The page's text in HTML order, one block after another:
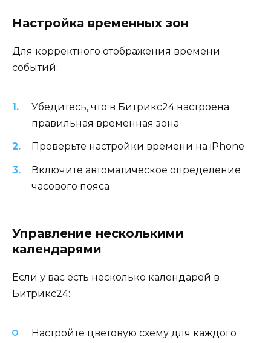
Настройка временных зон
Для корректного отображения времени
событий:
Убедитесь, что в Битрикс24 настроена
правильная временная зона
Проверьте настройки времени на iPhone
Включите автоматическое определение
часового пояса
Управление несколькими
календарями
Если у вас есть несколько календарей в
Битрикс24:
Настройте цветовую схему для каждого